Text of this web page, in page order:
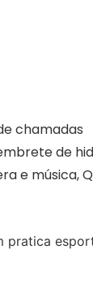
chamadas
de
e música,
pratica